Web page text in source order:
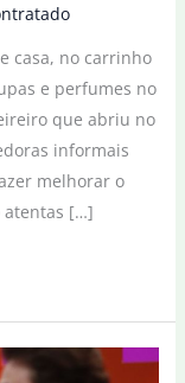
casa, no carrinho
e perfumes no
que abriu no
informais
melhorar o
atentas […]